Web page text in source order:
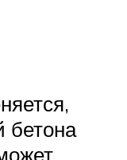
бетона